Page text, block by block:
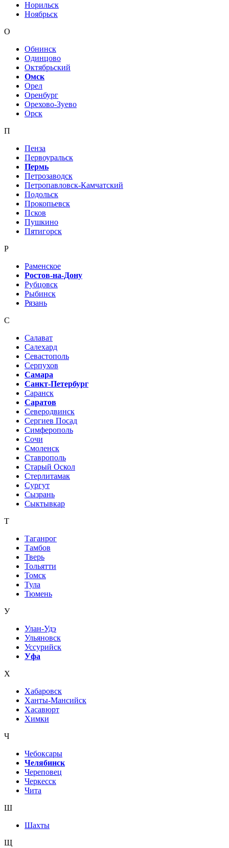
Норильск
Ноябрьск
О
Обнинск
Одинцово
Октябрьский
Омск
Орел
Оренбург
Орехово-Зуево
Орск
П
Пенза
Первоуральск
Пермь
Петрозаводск
Петропавловск-Камчатский
Подольск
Прокопьевск
Псков
Пушкино
Пятигорск
Р
Раменское
Ростов-на-Дону
Рубцовск
Рыбинск
Рязань
С
Салават
Салехард
Севастополь
Серпухов
Самара
Санкт-Петербург
Саранск
Саратов
Северодвинск
Сергиев Посад
Симферополь
Сочи
Смоленск
Ставрополь
Старый Оскол
Стерлитамак
Сургут
Сызрань
Сыктывкар
Т
Таганрог
Тамбов
Тверь
Тольятти
Томск
Тула
Тюмень
У
Улан-Удэ
Ульяновск
Уссурийск
Уфа
Х
Хабаровск
Ханты-Мансийск
Хасавюрт
Химки
Ч
Чебоксары
Челябинск
Череповец
Черкесск
Чита
Ш
Шахты
Щ